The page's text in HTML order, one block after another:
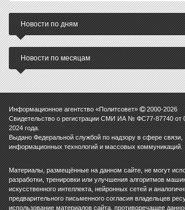
Новости по дням
Новости по месяцам
Информационное агентство «Политсовет» 2000-2026
Свидетельство о регистрации СМИ ИА № ФС77-87740 от
2024 года.
Выдано Федеральной службой по надзору в сфере связи,
информационных технологий и массовых коммуникаций.
Материалы, размещённые на данном сайте, не могут
разработки, тренировки или улучшения алгоритмов
искусственного интеллекта, нейронных сетей и
предварительного письменного согласия владельцев
использование материалов сайта, противоречащее